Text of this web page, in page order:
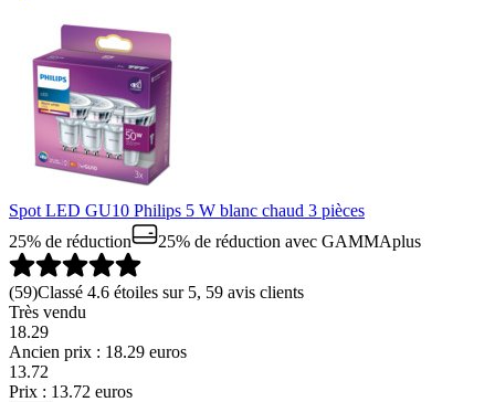
Spot LED GU10 Philips 5 W blanc chaud 3 pièces
25% de réduction
25% de réduction avec GAMMAplus
(59)Classé 4.6 étoiles sur 5, 59 avis clients
Très vendu
18.29
Ancien prix : 18.29 euros
13.72
Prix : 13.72 euros